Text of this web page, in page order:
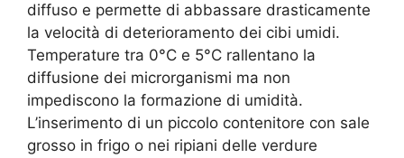
diffuso e permette di abbassare drasticamente
la velocità di deterioramento dei cibi umidi.
Temperature tra 0°C e 5°C rallentano la
diffusione dei microrganismi ma non
impediscono la formazione di umidità.
L’inserimento di un piccolo contenitore con sale
grosso in frigo o nei ripiani delle verdure